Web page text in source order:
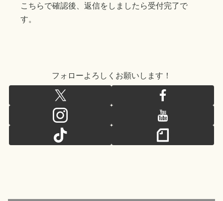
こちらで確認後、返信をしましたら受付完了で
す。
フォローよろしくお願いします！